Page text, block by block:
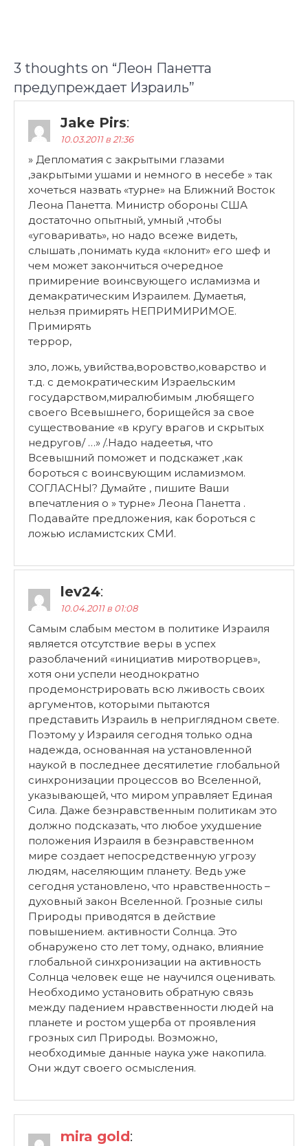
3 thoughts on “Леон Панетта
предупреждает Израиль”
Jake Pirs:
10.03.2011 в 21:36
» Депломатия с закрытыми глазами
,закрытыми ушами и немного в несебе » так
хочеться назвать «турне» на Ближний Восток
Леона Панетта. Министр обороны США
достаточно опытный, умный ,чтобы
«уговаривать», но надо всеже видеть,
слышать ,понимать куда «клонит» его шеф и
чем может закончиться очередное
примирение воинсвующего исламизма и
демакратическим Израилем. Думаетья,
нельзя примирять НЕПРИМИРИМОЕ.
Примирять
террор,
зло, ложь, увийства,воровство,коварство и
т.д. с демократическим Израельским
государством,миралюбимым ,любящего
своего Всевышнего, борищейся за свое
существование «в кругу врагов и скрытых
недругов/ …» /.Надо надеетья, что
Всевышний поможет и подскажет ,как
бороться с воинсвующим исламизмом.
СОГЛАСНЫ? Думайте , пишите Ваши
впечатления о » турне» Леона Панетта .
Подавайте предложения, как бороться с
ложью исламистских СМИ.
lev24:
10.04.2011 в 01:08
Самым слабым местом в политике Израиля
является отсутствие веры в успех
разоблачений «инициатив миротворцев»,
хотя они успели неоднократно
продемонстрировать всю лживость своих
аргументов, которыми пытаются
представить Израиль в неприглядном свете.
Поэтому у Израиля сегодня только одна
надежда, основанная на установленной
наукой в последнее десятилетие глобальной
синхронизации процессов во Вселенной,
указывающей, что миром управляет Единая
Сила. Даже безнравственным политикам это
должно подсказать, что любое ухудшение
положения Израиля в безнравственном
мире создает непосредственную угрозу
людям, населяющим планету. Ведь уже
сегодня установлено, что нравственность –
духовный закон Вселенной. Грозные силы
Природы приводятся в действие
повышением. активности Солнца. Это
обнаружено сто лет тому, однако, влияние
глобальной синхронизации на активность
Солнца человек еще не научился оценивать.
Необходимо установить обратную связь
между падением нравственности людей на
планете и ростом ущерба от проявления
грозных сил Природы. Возможно,
необходимые данные наука уже накопила.
Они ждут своего осмысления.
mira gold: